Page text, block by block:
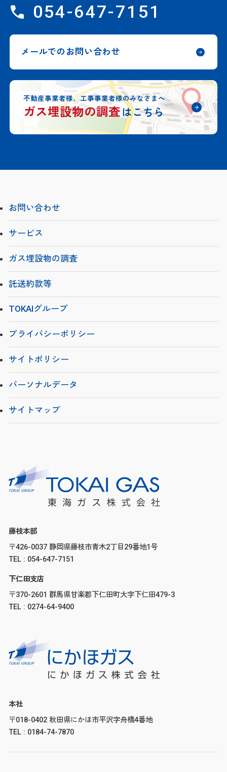
054-647-7151
メールでのお問い合わせ
不動産事業者様、工事事業者様のみなさまへ
ガス埋設物の調査はこちら
お問い合わせ
サービス
ガス埋設物の調査
託送約款等
TOKAIグループ
プライバシーポリシー
サイトポリシー
パーソナルデータ
サイトマップ
藤枝本部
〒426-0037 静岡県藤枝市青木2丁目29番地1号
TEL : 054-647-7151
下仁田支店
〒370-2601 群馬県甘楽郡下仁田町大字下仁田479-3
TEL : 0274-64-9400
本社
〒018-0402 秋田県にかほ市平沢字舟橋4番地
TEL : 0184-74-7870